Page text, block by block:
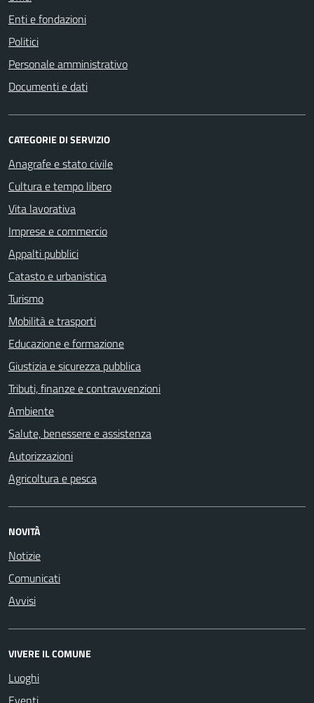
Enti e fondazioni
Politici
Personale amministrativo
Documenti e dati
CATEGORIE DI SERVIZIO
Anagrafe e stato civile
Cultura e tempo libero
Vita lavorativa
Imprese e commercio
Appalti pubblici
Catasto e urbanistica
Turismo
Mobilità e trasporti
Educazione e formazione
Giustizia e sicurezza pubblica
Tributi, finanze e contravvenzioni
Ambiente
Salute, benessere e assistenza
Autorizzazioni
Agricoltura e pesca
NOVITÀ
Notizie
Comunicati
Avvisi
VIVERE IL COMUNE
Luoghi